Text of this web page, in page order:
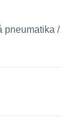
pneumatika /